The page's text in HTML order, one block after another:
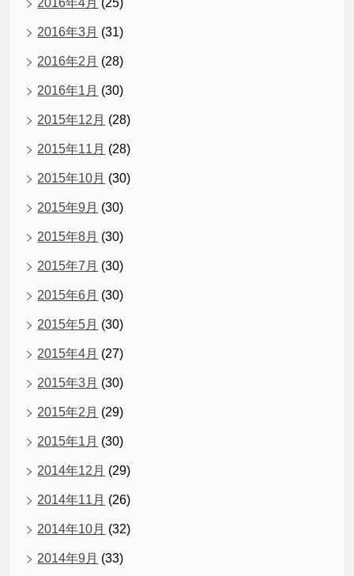
2016年4月 (25)
2016年3月 (31)
2016年2月 (28)
2016年1月 (30)
2015年12月 (28)
2015年11月 (28)
2015年10月 (30)
2015年9月 (30)
2015年8月 (30)
2015年7月 (30)
2015年6月 (30)
2015年5月 (30)
2015年4月 (27)
2015年3月 (30)
2015年2月 (29)
2015年1月 (30)
2014年12月 (29)
2014年11月 (26)
2014年10月 (32)
2014年9月 (33)